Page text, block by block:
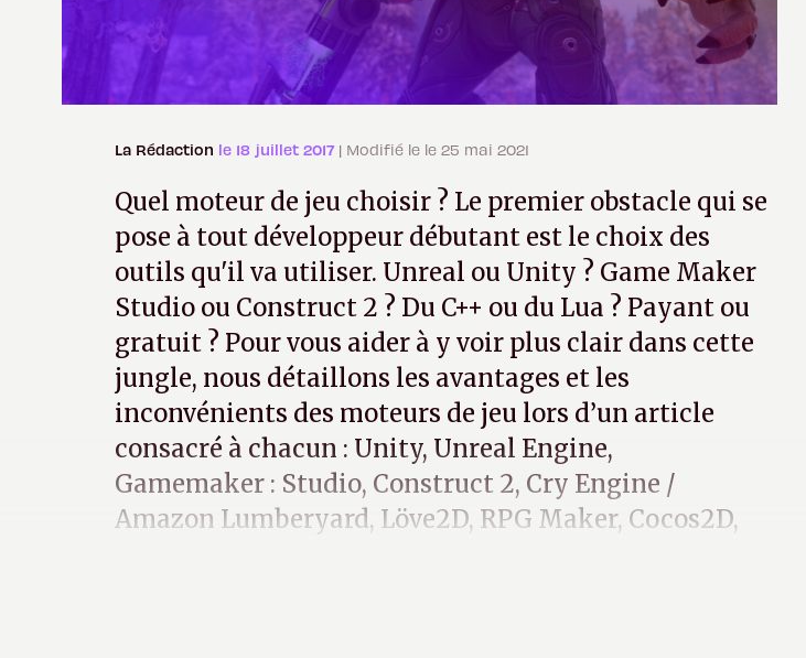
La Rédaction le 18 juillet 2017 | Modifié le le 25 mai 2021
Quel moteur de jeu choisir ? Le premier obstacle qui se
pose à tout développeur débutant est le choix des
outils qu'il va utiliser. Unreal ou Unity ? Game Maker
Studio ou Construct 2 ? Du C++ ou du Lua ? Payant ou
gratuit ? Pour vous aider à y voir plus clair dans cette
jungle, nous détaillons les avantages et les
inconvénients des moteurs de jeu lors d’un article
consacré à chacun : Unity, Unreal Engine,
Gamemaker : Studio, Construct 2, Cry Engine /
Amazon Lumberyard, Löve2D, RPG Maker, Cocos2D,